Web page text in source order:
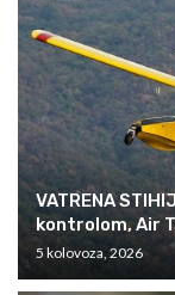
VATRENA
kontrolom, Air
5 kolovoza, 2026